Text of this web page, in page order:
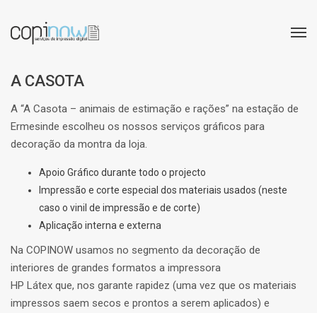
A CASOTA
A “A Casota – animais de estimação e rações” na estação de
Ermesinde escolheu os nossos serviços gráficos para
decoração da montra da loja.
Apoio Gráfico durante todo o projecto
Impressão e corte especial dos materiais usados (neste
caso o vinil de impressão e de corte)
Aplicação interna e externa
Na COPINOW usamos no segmento da decoração de
interiores de grandes formatos a impressora
HP Látex que, nos garante rapidez (uma vez que os materiais
impressos saem secos e prontos a serem aplicados) e